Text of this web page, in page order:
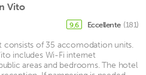
Vito
9,6 Eccellente (181)
consists of 35 accomodation units.
includes Wi-Fi internet
areas and bedrooms. The hotel